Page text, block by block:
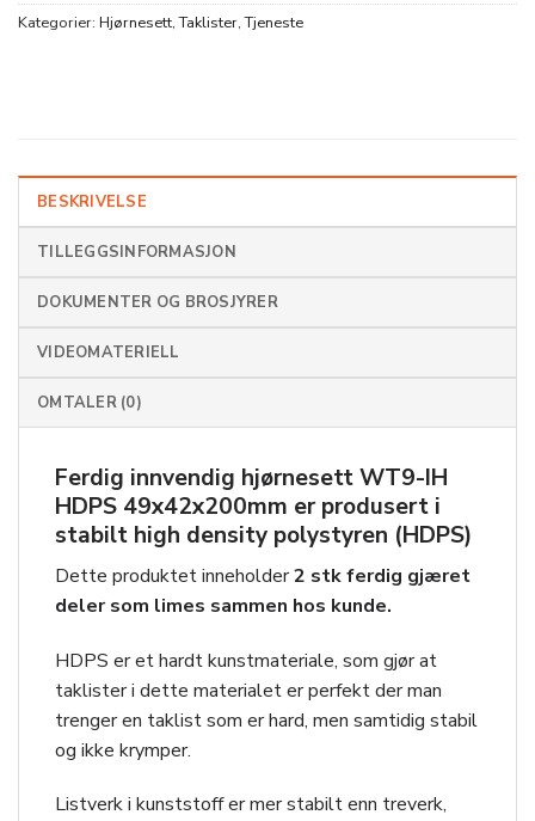
Kategorier: Hjørnesett,Taklister,Tjeneste
BESKRIVELSE
TILLEGGSINFORMASJON
DOKUMENTER OG BROSJYRER
VIDEOMATERIELL
OMTALER (0)
Ferdig innvendig hjørnesettWT9-IH
HDPS 49x42x200mm er produsert i
stabilt high density polystyren (HDPS)
Dette produktet inneholder2 stk ferdig gjæret
deler som limes sammen hos kunde.
HDPS er et hardt kunstmateriale, som gjør at
taklister i dette materialet er perfekt der man
trenger en taklist som er hard, men samtidig stabil
og ikke krymper.
Listverk i kunststoff er mer stabilt enn treverk,